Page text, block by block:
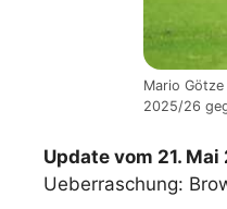
Mario
2025/26
Update vom 21. Mai
Ueberraschung: